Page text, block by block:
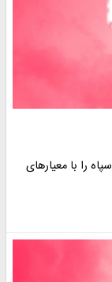
با معیارهای